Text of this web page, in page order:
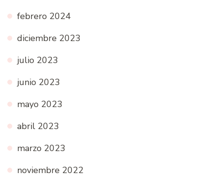
febrero 2024
diciembre 2023
julio 2023
junio 2023
mayo 2023
abril 2023
marzo 2023
noviembre 2022